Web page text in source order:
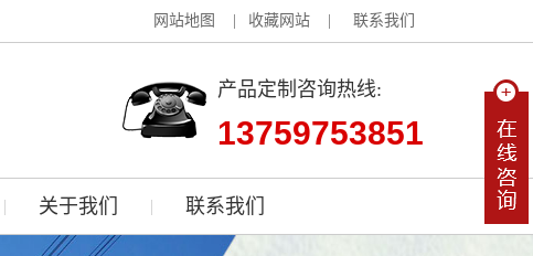
联系我们
收藏网站 |
网站地图 |
产品定制咨询热线:
13759753851
| 关于我们 | 联系我们